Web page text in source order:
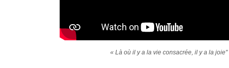
« Là où il y a la vie consacrée, il y a la joie"